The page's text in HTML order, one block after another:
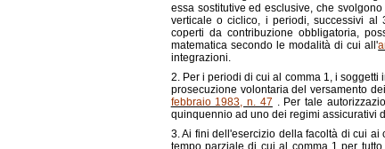
essa sostitutive ed esclusive, che
verticale o ciclico, i periodi, successivi al
coperti da contribuzione obbligatoria,
matematica secondo le modalità di cui all'
integrazioni.
2. Per i periodi di cui al comma 1, i
prosecuzione volontaria del versamento
febbraio 1983, n. 47 . Per tale
quinquennio ad uno dei regimi assicurativi
3. Ai fini dell'esercizio della facoltà di cui
tempo parziale di cui al comma 1 per